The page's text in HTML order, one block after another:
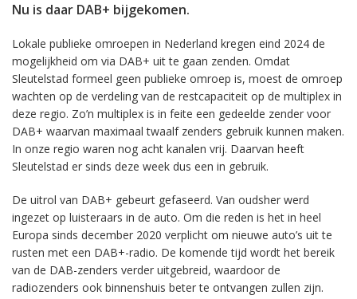
Nu is daar DAB+ bijgekomen.
Lokale publieke omroepen in Nederland kregen eind 2024 de
mogelijkheid om via DAB+ uit te gaan zenden. Omdat
Sleutelstad formeel geen publieke omroep is, moest de omroep
wachten op de verdeling van de restcapaciteit op de multiplex in
deze regio. Zo’n multiplex is in feite een gedeelde zender voor
DAB+ waarvan maximaal twaalf zenders gebruik kunnen maken.
In onze regio waren nog acht kanalen vrij. Daarvan heeft
Sleutelstad er sinds deze week dus een in gebruik.
De uitrol van DAB+ gebeurt gefaseerd. Van oudsher werd
ingezet op luisteraars in de auto. Om die reden is het in heel
Europa sinds december 2020 verplicht om nieuwe auto’s uit te
rusten met een DAB+-radio. De komende tijd wordt het bereik
van de DAB-zenders verder uitgebreid, waardoor de
radiozenders ook binnenshuis beter te ontvangen zullen zijn.